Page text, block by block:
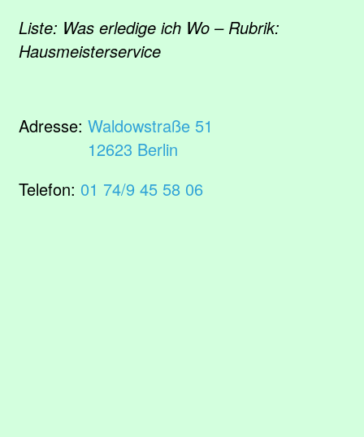
Liste: Was erledige ich Wo – Rubrik:
Hausmeisterservice
Adresse: Waldowstraße 51
12623 Berlin
Telefon: 01 74/9 45 58 06